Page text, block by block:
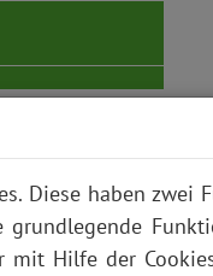
Diese haben zwei
mit Hilfe der